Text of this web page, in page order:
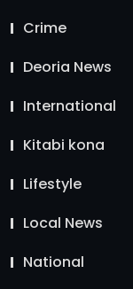
Crime
Deoria News
International
Kitabi kona
Lifestyle
Local News
National